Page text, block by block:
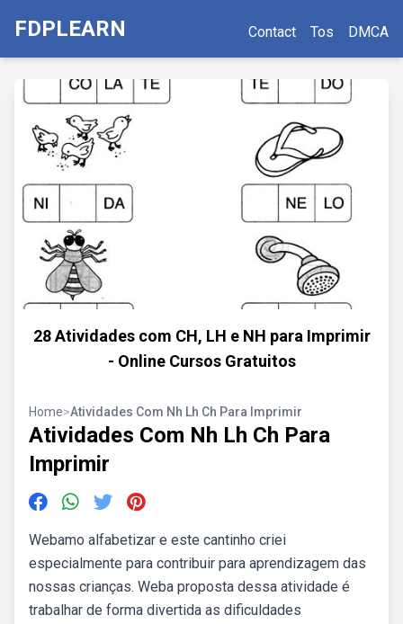
FDPLEARN Contact Tos DMCA
28 Atividades com CH, LH e NH para Imprimir
- Online Cursos Gratuitos
Home>Atividades Com Nh Lh Ch Para Imprimir
Atividades Com Nh Lh Ch Para
Imprimir
Webamo alfabetizar e este cantinho criei
especialmente para contribuir para aprendizagem das
nossas crianças. Weba proposta dessa atividade é
trabalhar de forma divertida as dificuldades